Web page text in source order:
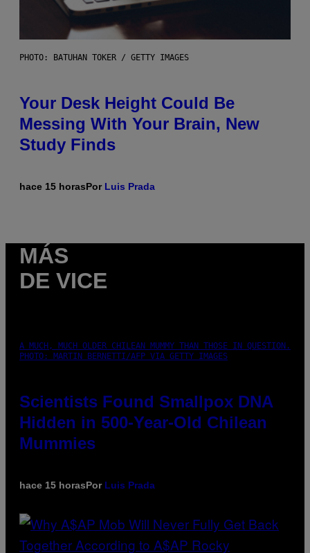
PHOTO: BATUHAN TOKER / GETTY IMAGES
Your Desk Height Could Be
Messing With Your Brain, New
Study Finds
hace 15 horasPor Luis Prada
MÁS
DE VICE
A MUCH, MUCH OLDER CHILEAN MUMMY THAN THOSE IN QUESTION.
PHOTO: MARTIN BERNETTI/AFP VIA GETTY IMAGES
Scientists Found Smallpox DNA
Hidden in 500-Year-Old Chilean
Mummies
hace 15 horasPor Luis Prada